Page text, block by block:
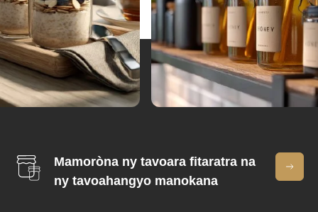
Mamoròna ny tavoara fitaratra na
ny tavoahangyo manokana